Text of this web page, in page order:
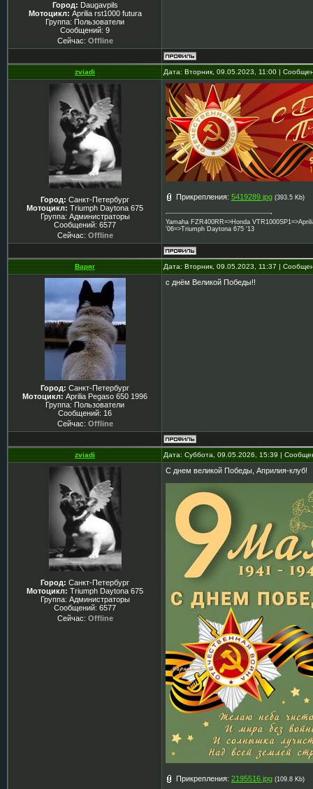
Город: Daugavpils
Мотоцикл: Aprilia rst1000 futura
Группа: Пользователи
Сообщений: 9
Сейчас: Offline
zviadi Дата: Вторник, 09.05.2023, 11:00 |
Город: Санкт-Петербург
Мотоцикл: Triumph Daytona 675
Группа: Администраторы
Сообщений: 6577
Сейчас: Offline
Прикрепления: 5419289.jpg (393.5 Kb)
Yamaha FZR400RR=>Honda
'06=>Triumph Daytona 675 '13
Варяг Дата: Вторник, 09.05.2023, 11:37 |
Город: Санкт-Петербург
Мотоцикл: Aprilia Pegaso 650 1996
Группа: Пользователи
Сообщений: 16
Сейчас: Offline
с днём Великой Победы!!
zviadi Дата: Суббота, 09.05.2026, 15:39 |
Город: Санкт-Петербург
Мотоцикл: Triumph Daytona 675
Группа: Администраторы
Сообщений: 6577
Сейчас: Offline
С днем великой Победы, Априлия-клуб!
Прикрепления: 2195516.jpg (109.8 Kb)